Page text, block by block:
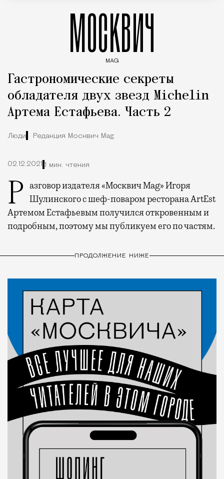
МОСКВИЧ
MAG
Гастрономические секреты
обладателя двух звезд Michelin
Артема Естафьева. Часть 2
Люди Редакция Москвич Mag
02.12.2021 1 мин. чтения
Разговор издателя «Москвич Mag» Игоря Шулинского с шеф-поваром ресторана ArtEst
Артемом Естафьевым получился откровенным и
подробным, поэтому мы публикуем его по частям.
ПРОДОЛЖЕНИЕ НИЖЕ